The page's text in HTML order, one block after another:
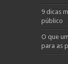
9 dicas
público
O que
para as